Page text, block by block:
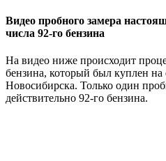
Видео пробного замера
числа 92-го бензина
На видео ниже происходит
бензина, который был куплен
Новосибирска. Только один
действительно 92-го бензина.